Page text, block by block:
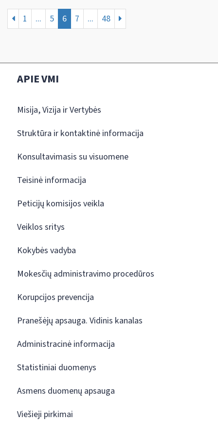
1 ... 5 6 7 ... 48
APIE VMI
Misija, Vizija ir Vertybės
Struktūra ir kontaktinė informacija
Konsultavimasis su visuomene
Teisinė informacija
Peticijų komisijos veikla
Veiklos sritys
Kokybės vadyba
Mokesčių administravimo procedūros
Korupcijos prevencija
Pranešėjų apsauga. Vidinis kanalas
Administracinė informacija
Statistiniai duomenys
Asmens duomenų apsauga
Viešieji pirkimai